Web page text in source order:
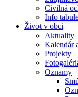
Civilná
Info
Život v obci
Aktuality
Kalendár
Projekty
Oznamy